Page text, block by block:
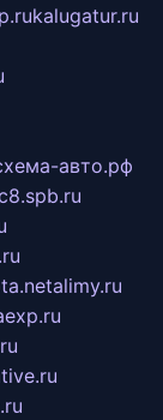
kalugatur.ru
авто.рф
alimy.ru